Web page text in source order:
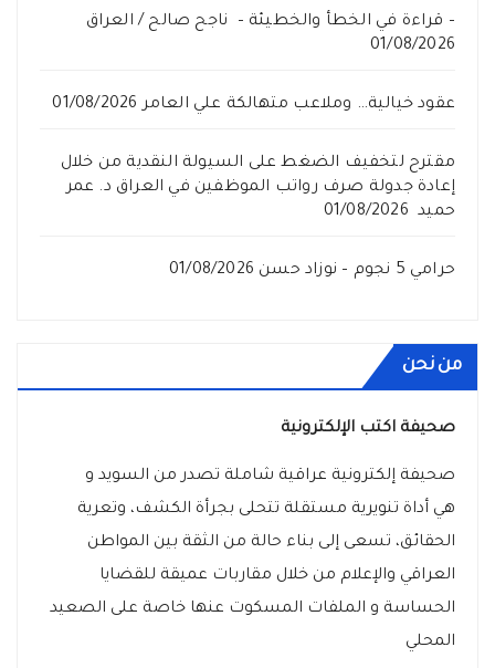
– قراءة في الخطأ والخطيئة – ناجح صالح / العراق
01/08/2026
عقود خيالية… وملاعب متهالكة علي العامر 01/08/2026
مقترح لتخفيف الضغط على السيولة النقدية من خلال
إعادة جدولة صرف رواتب الموظفين في العراق د. عمر
حميد 01/08/2026
حرامي 5 نجوم – نوزاد حسن 01/08/2026
من نحن
صحيفة اكتب الإلكترونية
صحيفة إلكترونية عراقية شاملة تصدر من السويد و
هي أداة تنويرية مستقلة تتحلى بجرأة الكشف، وتعرية
الحقائق، تسعى إلى بناء حالة من الثقة بين المواطن
العراقي والإعلام من خلال مقاربات عميقة للقضايا
الحساسة و الملفات المسكوت عنها خاصة على الصعيد
المحلي